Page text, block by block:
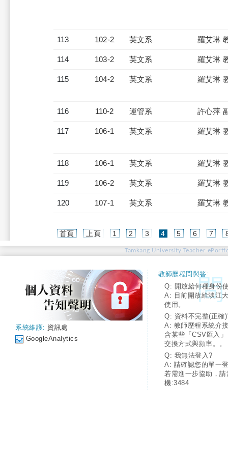
113 102-2 英文系 羅艾琳
114 103-2 英文系 羅艾琳
115 104-2 英文系 羅艾琳
116 110-2 運管系 許心萍
117 106-1 英文系 羅艾琳
118 106-1 英文系 羅艾琳
119 106-2 英文系 羅艾琳
120 107-1 英文系 羅艾琳
首頁 上頁 1 2 3 4(current)
5 6 7
Tamkang University Teacher
系統維護: 資訊處
GoogleAnalytics
教師歷程問與答:
Q: 開放給何種身份
A: 目前開放給淡江
使用。
Q: 資料不完整(正確
A: 教師歷程系統介
含某些「CSV匯入
交換方式與頻率。。
Q: 我無法登入?
A: 請確認您的單一
若需進一步協助，
機:3484